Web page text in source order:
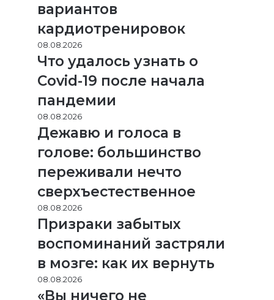
вариантов
кардиотренировок
08.08.2026
Что удалось узнать о
Covid-19 после начала
пандемии
08.08.2026
Дежавю и голоса в
голове: большинство
переживали нечто
сверхъестественное
08.08.2026
Призраки забытых
воспоминаний застряли
в мозге: как их вернуть
08.08.2026
«Вы ничего не